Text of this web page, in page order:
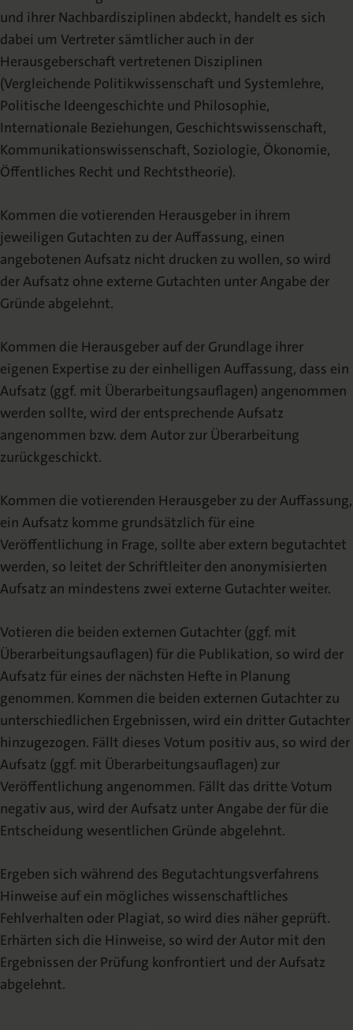
und ihrer Nachbardisziplinen abdeckt, handelt es sich
dabei um Vertreter sämtlicher auch in der
Herausgeberschaft vertretenen Disziplinen
(Vergleichende Politikwissenschaft und Systemlehre,
Politische Ideengeschichte und Philosophie,
Internationale Beziehungen, Geschichtswissenschaft,
Kommunikationswissenschaft, Soziologie, Ökonomie,
Öffentliches Recht und Rechtstheorie).
Kommen die votierenden Herausgeber in ihrem
jeweiligen Gutachten zu der Auffassung, einen
angebotenen Aufsatz nicht drucken zu wollen, so wird
der Aufsatz ohne externe Gutachten unter Angabe der
Gründe abgelehnt.
Kommen die Herausgeber auf der Grundlage ihrer
eigenen Expertise zu der einhelligen Auffassung, dass ein
Aufsatz (ggf. mit Überarbeitungsauflagen) angenommen
werden sollte, wird der entsprechende Aufsatz
angenommen bzw. dem Autor zur Überarbeitung
zurückgeschickt.
Kommen die votierenden Herausgeber zu der Auffassung,
ein Aufsatz komme grundsätzlich für eine
Veröffentlichung in Frage, sollte aber extern begutachtet
werden, so leitet der Schriftleiter den anonymisierten
Aufsatz an mindestens zwei externe Gutachter weiter.
Votieren die beiden externen Gutachter (ggf. mit
Überarbeitungsauflagen) für die Publikation, so wird der
Aufsatz für eines der nächsten Hefte in Planung
genommen. Kommen die beiden externen Gutachter zu
unterschiedlichen Ergebnissen, wird ein dritter Gutachter
hinzugezogen. Fällt dieses Votum positiv aus, so wird der
Aufsatz (ggf. mit Überarbeitungsauflagen) zur
Veröffentlichung angenommen. Fällt das dritte Votum
negativ aus, wird der Aufsatz unter Angabe der für die
Entscheidung wesentlichen Gründe abgelehnt.
Ergeben sich während des Begutachtungsverfahrens
Hinweise auf ein mögliches wissenschaftliches
Fehlverhalten oder Plagiat, so wird dies näher geprüft.
Erhärten sich die Hinweise, so wird der Autor mit den
Ergebnissen der Prüfung konfrontiert und der Aufsatz
abgelehnt.